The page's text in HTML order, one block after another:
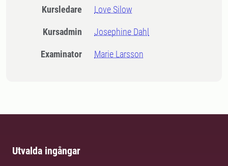
Kursledare Love Silow
Kursadmin Josephine Dahl
Examinator Marie Larsson
Utvalda ingångar